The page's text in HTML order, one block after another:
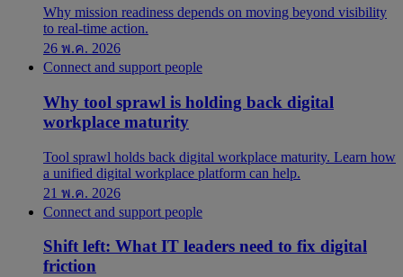
Why mission readiness depends on moving beyond visibility
to real-time action.
26 พ.ค. 2026
Connect and support people
Why tool sprawl is holding back digital
workplace maturity
Tool sprawl holds back digital workplace maturity. Learn how
a unified digital workplace platform can help.
21 พ.ค. 2026
Connect and support people
Shift left: What IT leaders need to fix digital
friction